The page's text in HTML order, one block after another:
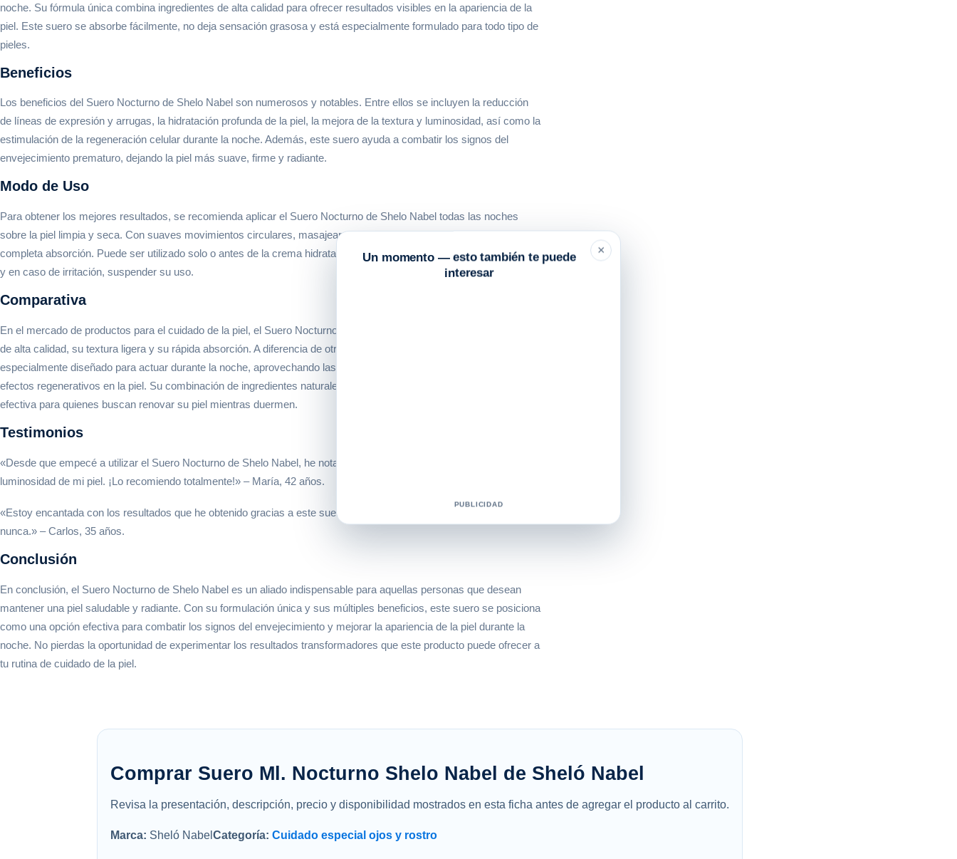
noche. Su fórmula única combina ingredientes de alta calidad para ofrecer resultados visibles en la apariencia de la
piel. Este suero se absorbe fácilmente, no deja sensación grasosa y está especialmente formulado para todo tipo de
pieles.
Beneficios
Los beneficios del Suero Nocturno de Shelo Nabel son numerosos y notables. Entre ellos se incluyen la reducción
de líneas de expresión y arrugas, la hidratación profunda de la piel, la mejora de la textura y luminosidad, así como la
estimulación de la regeneración celular durante la noche. Además, este suero ayuda a combatir los signos del
envejecimiento prematuro, dejando la piel más suave, firme y radiante.
Modo de Uso
Para obtener los mejores resultados, se recomienda aplicar el Suero Nocturno de Shelo Nabel todas las noches
sobre la piel limpia y seca. Con suaves movimientos circulares, masajear el suero en rostro y cuello hasta su
completa absorción. Puede ser utilizado solo o antes de la crema hidratante nocturna. Evitar el contacto con los ojos
y en caso de irritación, suspender su uso.
Comparativa
En el mercado de productos para el cuidado de la piel, el Suero Nocturno de Shelo Nabel destaca por su formulación
de alta calidad, su textura ligera y su rápida absorción. A diferencia de otros sueros, este producto ha sido
especialmente diseñado para actuar durante la noche, aprovechando las horas de descanso para potenciar los
efectos regenerativos en la piel. Su combinación de ingredientes naturales lo convierte en una opción segura y
efectiva para quienes buscan renovar su piel mientras duermen.
Testimonios
«Desde que empecé a utilizar el Suero Nocturno de Shelo Nabel, he notado una notable mejora en la textura y
luminosidad de mi piel. ¡Lo recomiendo totalmente!» – María, 42 años.
«Estoy encantada con los resultados que he obtenido gracias a este suero. Mi piel luce más firme y radiante que
nunca.» – Carlos, 35 años.
Conclusión
En conclusión, el Suero Nocturno de Shelo Nabel es un aliado indispensable para aquellas personas que desean
mantener una piel saludable y radiante. Con su formulación única y sus múltiples beneficios, este suero se posiciona
como una opción efectiva para combatir los signos del envejecimiento y mejorar la apariencia de la piel durante la
noche. No pierdas la oportunidad de experimentar los resultados transformadores que este producto puede ofrecer a
tu rutina de cuidado de la piel.
Comprar Suero Ml. Nocturno Shelo Nabel de Sheló Nabel
Revisa la presentación, descripción, precio y disponibilidad mostrados en esta ficha antes de agregar el producto al carrito.
Marca: Sheló NabelCategoría: Cuidado especial ojos y rostro
×
Un momento — esto también te puede
interesar
PUBLICIDAD